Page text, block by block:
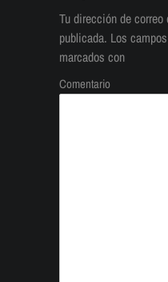
Tu dirección de
publicada. Los
marcados con
Comentario